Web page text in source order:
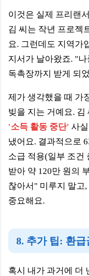
이것은 실제 프리랜
김 씨는 작년 프로젝
요. 그런데도 지역가
지서가 날아왔죠. "
독촉장까지 받게 되
제가 생각했을 때 가
빚을 지는 거예요. 김
'소득 활동 중단' 사
냈어요. 결과적으로
소급 적용(일부 조건
받아 약 120만 원의
찮아서" 미루지 말고
중요해요.
8. 추가 팁: 환
혹시 내가 과거에 더